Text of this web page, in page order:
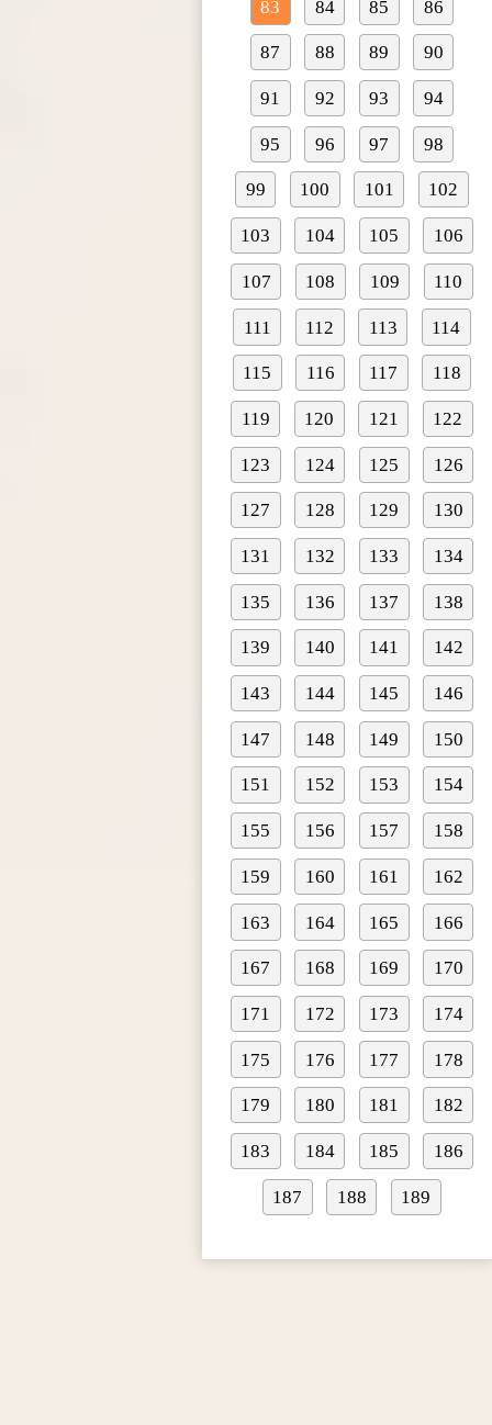
83 84 85 86
87 88 89 90
91 92 93 94
95 96 97 98
99 100 101 102
103 104 105 106
107 108 109 110
111 112 113 114
115 116 117 118
119 120 121 122
123 124 125 126
127 128 129 130
131 132 133 134
135 136 137 138
139 140 141 142
143 144 145 146
147 148 149 150
151 152 153 154
155 156 157 158
159 160 161 162
163 164 165 166
167 168 169 170
171 172 173 174
175 176 177 178
179 180 181 182
183 184 185 186
187 188 189